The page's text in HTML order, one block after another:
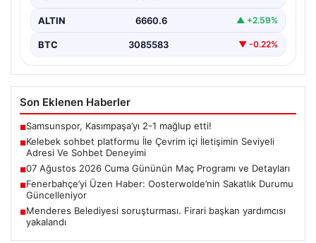
ALTIN 6660.6 ▲ +2.59%
BTC 3085583 ▼ -0.22%
Son Eklenen Haberler
■Samsunspor, Kasımpaşa’yı 2-1 mağlup etti!
■Kelebek sohbet platformu İle Çevrim içi İletişimin Seviyeli
Adresi Ve Sohbet Deneyimi
■07 Ağustos 2026 Cuma Gününün Maç Programı ve Detayları
■Fenerbahçe’yi Üzen Haber: Oosterwolde’nin Sakatlık Durumu
Güncelleniyor
■Menderes Belediyesi soruşturması. Firari başkan yardımcısı
yakalandı